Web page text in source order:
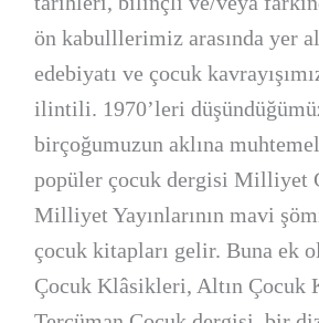
ön kabulllerimiz arasında yer
edebiyatı ve çocuk
ilintili. 1970’leri
birçoğumuzun aklına
popüler çocuk dergisi Milliyet
Milliyet Yayınlarının mavi
çocuk kitapları gelir. Buna ek
Çocuk Klâsikleri, Altın Çocuk